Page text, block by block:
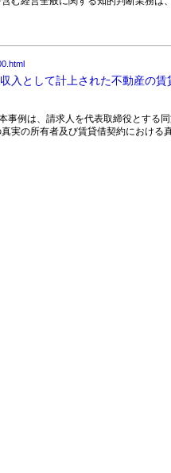
入として計上された不動産の賃
例は、請求人を代表取締役とする同
実の所有者及び賃貸借契約における